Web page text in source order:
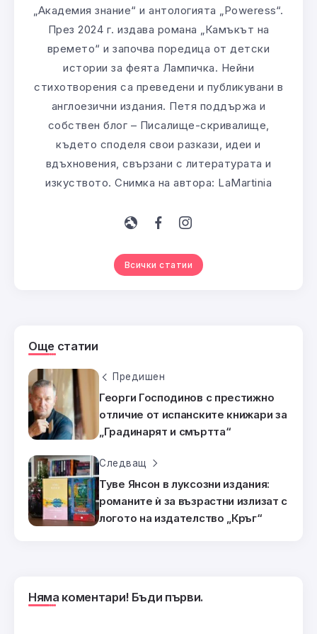
„Академия знание“ и антологията „Poweress“.
През 2024 г. издава романа „Камъкът на
времето“ и започва поредица от детски
истории за феята Лампичка. Нейни
стихотворения са преведени и публикувани в
англоезични издания. Петя поддържа и
собствен блог – Писалище-скривалище,
където споделя свои разкази, идеи и
вдъхновения, свързани с литературата и
изкуството. Снимка на автора: LaMartinia
Всички статии
Още статии
Предишен
Георги Господинов с престижно
отличие от испанските книжари за
„Градинарят и смъртта“
Следващ
Туве Янсон в луксозни издания:
романите ѝ за възрастни излизат с
логото на издателство „Кръг“
Няма коментари! Бъди първи.